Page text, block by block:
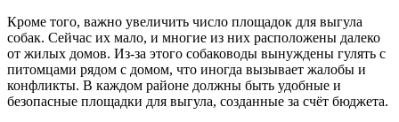
Кроме того, важно увеличить число площадок для выгула
собак. Сейчас их мало, и многие из них расположены далеко
от жилых домов. Из-за этого собаководы вынуждены гулять с
питомцами рядом с домом, что иногда вызывает жалобы и
конфликты. В каждом районе должны быть удобные и
безопасные площадки для выгула, созданные за счёт бюджета.